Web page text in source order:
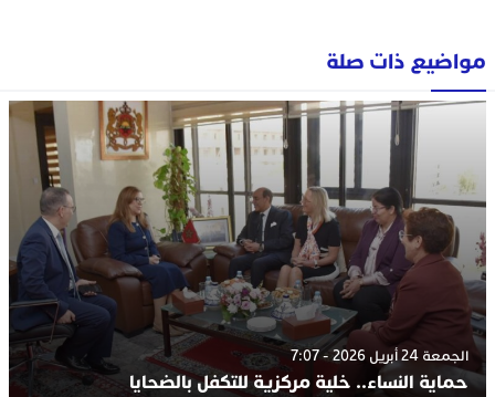
مواضيع ذات صلة
الجمعة 24 أبريل 2026 - 7:07
حماية النساء.. خلية مركزية للتكفل بالضحايا